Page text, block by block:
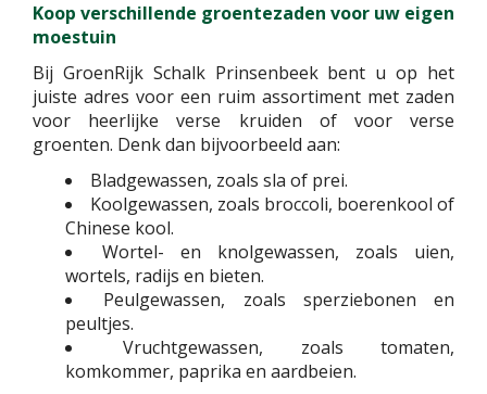
Koop verschillende groentezaden voor uw eigen
moestuin
Bij GroenRijk Schalk Prinsenbeek bent u op het
juiste adres voor een ruim assortiment met zaden
voor heerlijke verse kruiden of voor verse
groenten. Denk dan bijvoorbeeld aan:
Bladgewassen, zoals sla of prei.
Koolgewassen, zoals broccoli, boerenkool of
Chinese kool.
Wortel- en knolgewassen, zoals uien,
wortels, radijs en bieten.
Peulgewassen, zoals sperziebonen en
peultjes.
Vruchtgewassen, zoals tomaten,
komkommer, paprika en aardbeien.